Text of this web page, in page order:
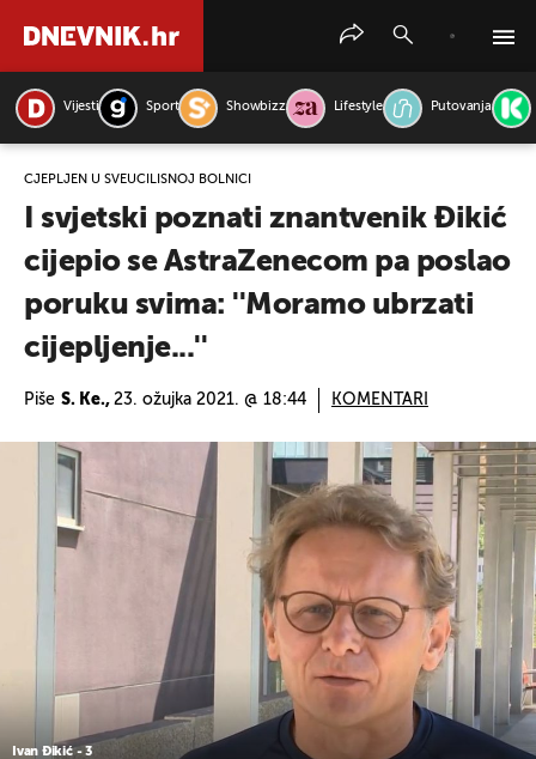
Vijesti Sport Showbizz Lifestyle Putovanja
CJEPLJEN U SVEUČILIŠNOJ BOLNICI
I svjetski poznati znantvenik Đikić
cijepio se AstraZenecom pa poslao
poruku svima: ''Moramo ubrzati
cijepljenje...''
Piše S. Ke., 23. ožujka 2021. @ 18:44 KOMENTARI
Ivan Đikić - 3
PRETRAŽITE VIJESTI